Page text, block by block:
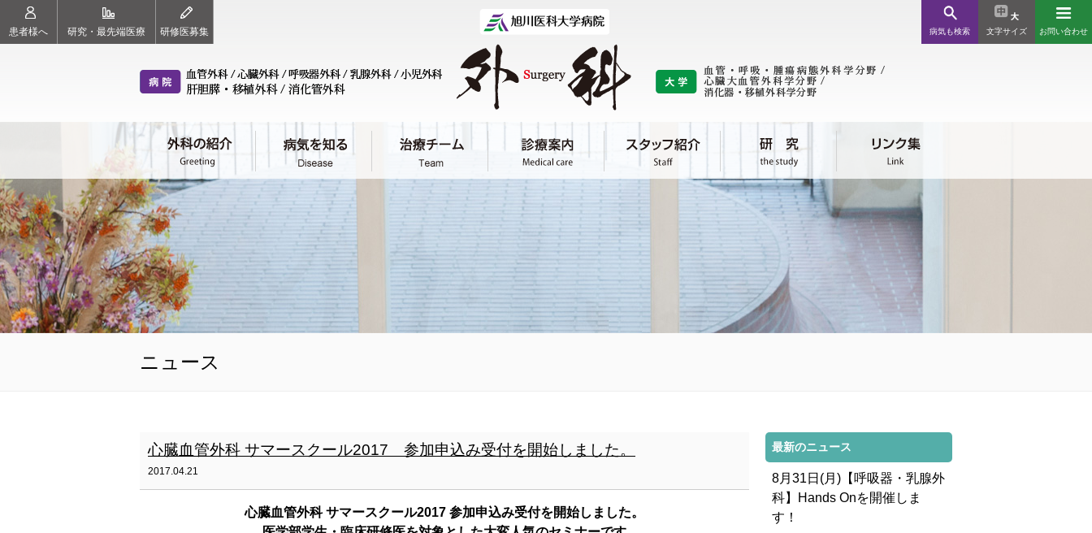
患者様へ 研究・最先端医療 研修医募集 病気も検索 文字サイズ お問い合わせ
外科の紹介（ごあいさつ）
教授 東 信良 教授 紙谷 寛之 教授 横尾 英樹
（教室の歴史）
血管・呼吸・腫瘍
病態外科学分野
心臓大血管外科学
分野
肝胆膵・移植外科
消化管外科学分野
病気を知る
治療チーム（各科のご案内）
血管外科 心臓外科 呼吸器外科 乳腺外科 小児外科 肝胆膵・移植外科 消化管外科
診療案内
診療科目 初診の方へ 再診の手続き 予約について 入院について
スタッフ紹介
血管外科 心臓外科 呼吸器外科 乳腺外科 小児外科 肝胆膵・移植外科 消化管外科
研究
基礎研究 / 臨床研究 / 研究業績 論文
最先端医療
血管外科/心臓外科 乳腺外科 /
小児外科
肝胆膵・移植外科/
消化管外科
リンク集
医療機関様
旭川近郊 / 北海道・全国
学会関係
ニュース
心臓血管外科 サマースクール2017 参加申込み受付を開始しました。
2017.04.21
心臓血管外科 サマースクール2017 参加申込み受付を開始しました。
最新のニュース
8月31日(月)【呼吸器・乳腺外
科】Hands Onを開催しま
す！